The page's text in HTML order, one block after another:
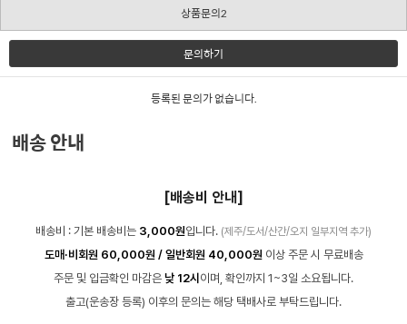
상품문의2
문의하기
등록된 문의가 없습니다.
배송 안내
[배송비 안내]
배송비 : 기본 배송비는 3,000원입니다. (제주/도서/산간/오지 일부지역 추가)
도매·비회원 60,000원 / 일반회원 40,000원 이상 주문 시 무료배송
주문 및 입금확인 마감은 낮 12시 이며, 확인까지 1~3일 소요됩니다.
출고(운송장 등록) 이후의 문의는 해당 택배사로 부탁드립니다.